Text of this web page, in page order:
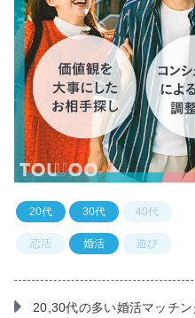
20,30代の多い婚活マッチン
20代 30代 40代
恋活 婚活 遊び